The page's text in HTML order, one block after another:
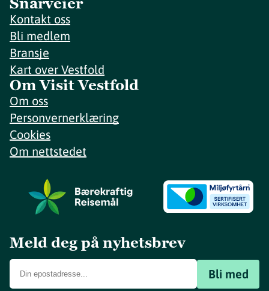
Kontakt oss
Bli medlem
Bransje
Kart over Vestfold
Om Visit Vestfold
Om oss
Personvernerklæring
Cookies
Om nettstedet
Meld deg på nyhetsbrev
Bli med